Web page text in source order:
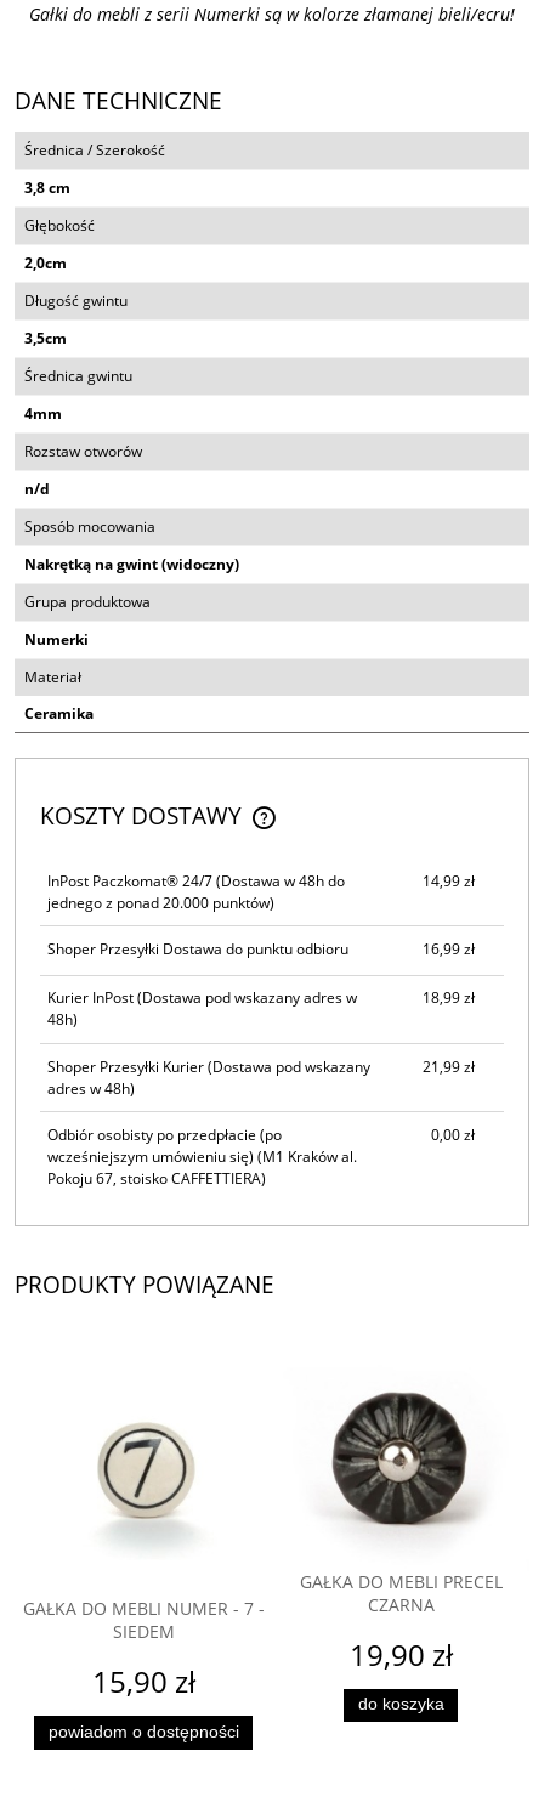
Gałki do mebli z serii Numerki są w kolorze złamanej bieli/ecru!
DANE TECHNICZNE
Średnica / Szerokość
3,8 cm
Głębokość
2,0cm
Długość gwintu
3,5cm
Średnica gwintu
4mm
Rozstaw otworów
n/d
Sposób mocowania
Nakrętką na gwint (widoczny)
Grupa produktowa
Numerki
Materiał
Ceramika
KOSZTY DOSTAWY
CENA NIE ZAWIERA EWENTUALNYCH KOSZTÓW PŁATNOŚCI
InPost Paczkomat® 24/7(Dostawa w 48h do
jednego z ponad 20.000 punktów)
14,99 zł
Shoper Przesyłki Dostawa do punktu odbioru 16,99 zł
Kurier InPost(Dostawa pod wskazany adres w
48h)
18,99 zł
Shoper Przesyłki Kurier(Dostawa pod wskazany
adres w 48h)
21,99 zł
Odbiór osobisty po przedpłacie (po
wcześniejszym umówieniu się) (M1 Kraków al.
Pokoju 67, stoisko CAFFETTIERA)
0,00 zł
PRODUKTY POWIĄZANE
GAŁKA DO MEBLI NUMER - 7 -
SIEDEM
15,90 zł
powiadom o dostępności
GAŁKA DO MEBLI PRECEL
CZARNA
19,90 zł
do koszyka